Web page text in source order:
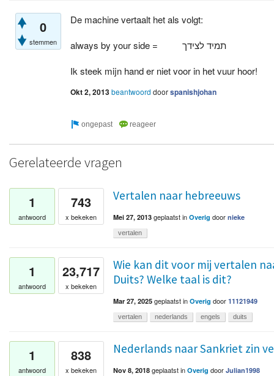
0
stemmen
De machine vertaalt het als volgt:
always by your side = תמיד לצידך
Ik steek mijn hand er niet voor in het vuur hoor!
Okt 2, 2013beantwoord doorspanishjohan
Gerelateerde vragen
1
antwoord
743
x bekeken
Vertalen naar hebreeuws
Mei 27, 2013 geplaatstin Overig door nieke
vertalen
1
antwoord
23,717
x bekeken
Wie kan dit voor mij vertalen
Duits? Welke taal is dit?
Mar 27, 2025 geplaatstin Overig door 11121949
vertalen nederlands engels duits
1
antwoord
838
x bekeken
Nederlands naar Sankriet zin
Nov 8, 2018 geplaatstin Overig door Julian1998